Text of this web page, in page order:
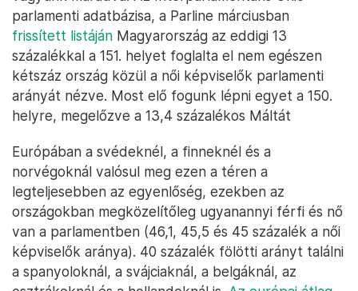
parlamenti adatbázisa, a Parline márciusban
frissített listáján Magyarország az eddigi 13
százalékkal a 151. helyet foglalta el nem egészen
kétszáz ország közül a női képviselők parlamenti
arányát nézve. Most elő fogunk lépni egyet a 150.
helyre, megelőzve a 13,4 százalékos Máltát
Európában a svédeknél, a finneknél és a
norvégoknál valósul meg ezen a téren a
legteljesebben az egyenlőség, ezekben az
országokban megközelítőleg ugyanannyi férfi és nő
van a parlamentben (46,1, 45,5 és 45 százalék a női
képviselők aránya). 40 százalék fölötti arányt találni
a spanyoloknál, a svájciaknál, a belgáknál, az